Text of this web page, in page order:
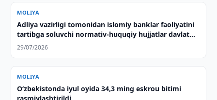
MOLIYA
Adliya vazirligi tomonidan islomiy banklar faoliyatini
tartibga soluvchi normativ-huquqiy hujjatlar davlat
ro‘yxatidan o‘tkazildi
29/07/2026
MOLIYA
O‘zbekistonda iyul oyida 34,3 ming eskrou bitimi